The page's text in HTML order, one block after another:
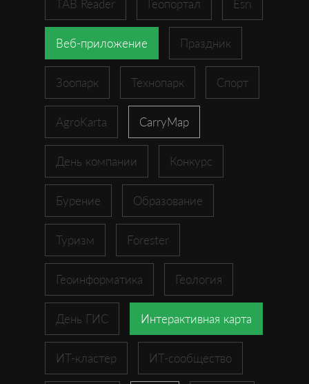
TAB Reader Геопортал Esri
Веб-приложение Праздник
Зоопарк Технопарк Спорт
AgroKarta CarryMap
День компании Конкурс
Бурение Образование
Туризм Forester
Геоинформатика Геология
День ГИС Интерактивная карта
ИТ-кластер ИТ-сообщество